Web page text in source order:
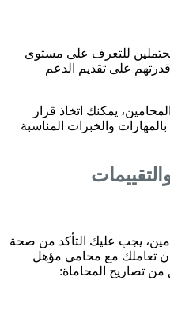
للتعرف على مستوى
على تقديم الدعم
يمكنك اتخاذ قرار
والخبرات المناسبة
يجب عليك التأكد من صحة
تعاملك مع محامي مؤهل
تصاريح المحاماة: